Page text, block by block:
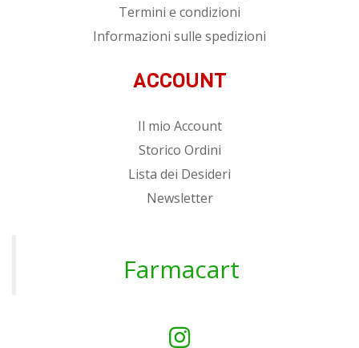
Termini e condizioni
Informazioni sulle spedizioni
ACCOUNT
Il mio Account
Storico Ordini
Lista dei Desideri
Newsletter
Farmacart